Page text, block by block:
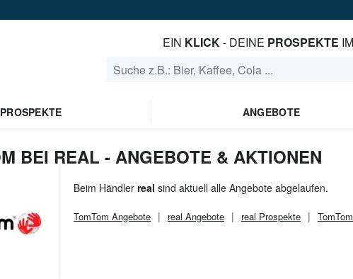
EIN KLICK- DEINE PROSPEKTE
PROSPEKTE ANGEBOTE
BEI REAL - ANGEBOTE & AKTIONEN
Beim Händler real sind aktuell alle Angebote abgelaufen.
TomTom Angebote real Angebote real Prospekte